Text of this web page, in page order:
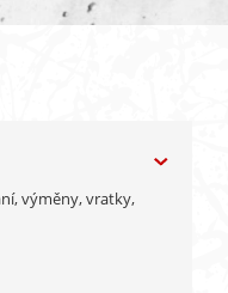
výměny, vratky,